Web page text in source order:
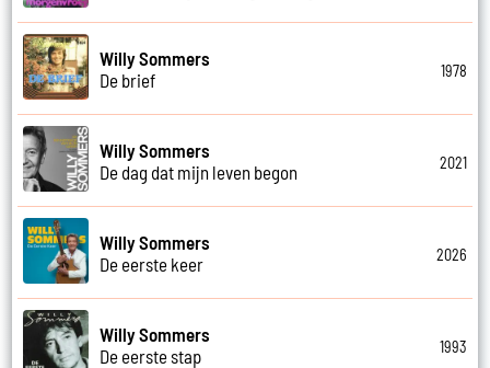
Willy Sommers
De brief
1978
Willy Sommers
De dag dat mijn leven begon
2021
Willy Sommers
De eerste keer
2026
Willy Sommers
De eerste stap
1993